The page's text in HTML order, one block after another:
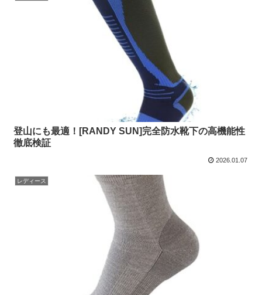
登山にも最適！[RANDY SUN]完全防水靴下の高機能性
徹底検証
2026.01.07
レディース